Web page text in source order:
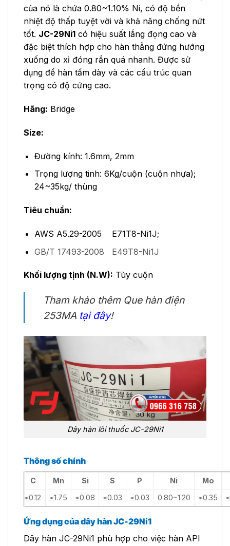
của nó là chứa 0.80~1.10% Ni, có độ bền
nhiệt độ thấp tuyệt vời và khả năng chống nứt
tốt. JC-29Ni1 có hiệu suất lắng đọng cao và
đặc biệt thích hợp cho hàn thẳng đứng hướng
xuống do xỉ đóng rắn quá nhanh. Được sử
dụng để hàn tấm dày và các cấu trúc quan
trọng có độ cứng cao.
Hãng: Bridge
Size:
Đường kính: 1.6mm, 2mm
Trọng lượng tinh: 6Kg/cuộn (cuộn nhựa);
24~35kg/ thùng
Tiêu chuẩn:
AWS A5.29-2005 E71T8-Ni1J;
GB/T 17493-2008 E49T8-Ni1J
Khối lượng tịnh (N.W): Tùy cuộn
Tham khảo thêm Que hàn điện
253MA tại đây!
Dây hàn lõi thuốc JC-29Ni1
Thông số chính
C Mn Si S P Ni
Mo
≤0.12
≤1.75 ≤0.08 ≤0.03 ≤0.03 0.80~1.20 ≤0.35
Ứng dụng của dây hàn JC-29Ni1
Dây hàn JC-29Ni1 phù hợp cho việc hàn API